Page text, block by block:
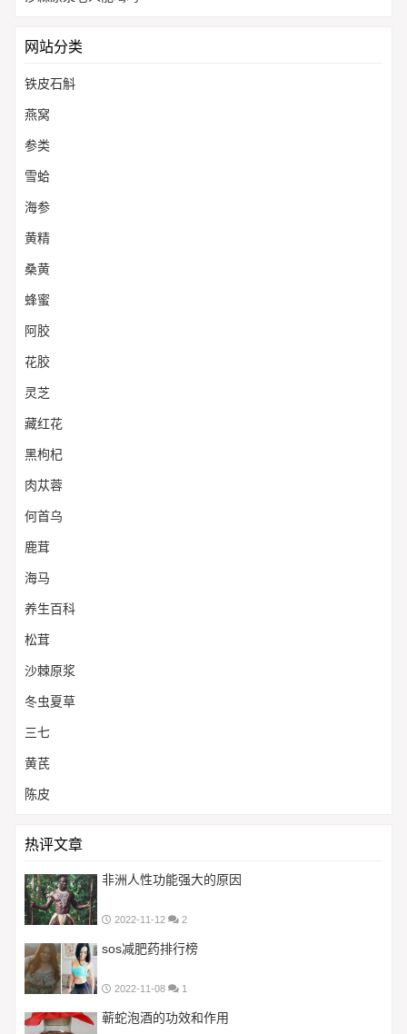
网站分类
铁皮石斛
燕窝
参类
雪蛤
海参
黄精
桑黄
蜂蜜
阿胶
花胶
灵芝
藏红花
黑枸杞
肉苁蓉
何首乌
鹿茸
海马
养生百科
松茸
沙棘原浆
冬虫夏草
三七
黄芪
陈皮
热评文章
非洲人性功能强大的原因
2022-11-12 2
sos减肥药排行榜
2022-11-08 1
蕲蛇泡酒的功效和作用